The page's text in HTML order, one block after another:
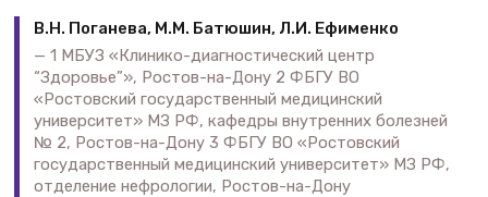
В.Н. Поганева, М.М. Батюшин, Л.И. Ефименко
1 МБУЗ «Клинико-диагностический центр
“Здоровье”», Ростов-на-Дону 2 ФБГУ ВО
«Ростовский государственный медицинский
университет» МЗ РФ, кафедры внутренних болезней
№ 2, Ростов-на-Дону 3 ФБГУ ВО «Ростовский
государственный медицинский университет» МЗ РФ,
отделение нефрологии, Ростов-на-Дону